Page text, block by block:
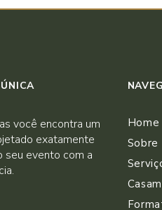
você encontra um
exatamente
seu evento com a
Home
Sobre